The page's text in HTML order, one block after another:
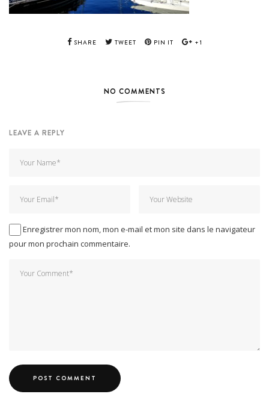
SHARE TWEET PIN IT +1
NO COMMENTS
LEAVE A REPLY
Enregistrer mon nom, mon e-mail et mon site dans le navigateur
pour mon prochain commentaire.